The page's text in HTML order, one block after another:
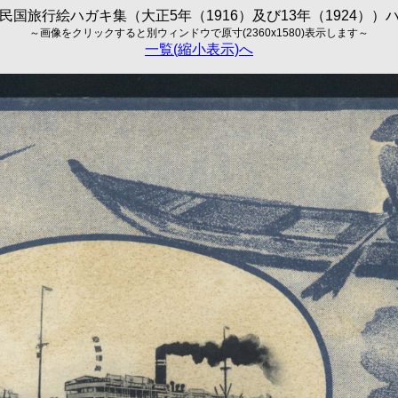
国旅行絵ハガキ集（大正5年（1916）及び13年（1924））
～画像をクリックすると別ウィンドウで原寸(2360x1580)表示します～
一覧(縮小表示)へ